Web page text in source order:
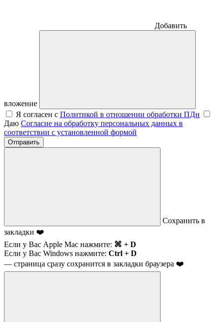
Добавить
вложение
Я согласен с Политикой в отношении обработки ПДн
Даю Согласие на обработку персональных данных в
соответствии с установленной формой
Отправить
Сохранить в
закладки ❤️
Если у Вас Apple Mac нажмите: ⌘ + D
Если у Вас Windows нажмите: Ctrl + D
— страница сразу сохранится в закладки браузера ❤️